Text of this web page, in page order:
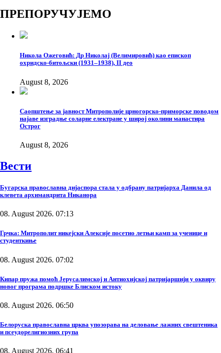
ПРЕПОРУЧУЈЕМО
Никола Ожеговић: Др Николај (Велимировић) као епископ
охридско-битољски (1931–1938), II део
August 8, 2026
Саопштење за јавност Митрополије црногорско-приморске поводом
најаве изградње соларне електране у широј околини манастира
Острог
August 8, 2026
Вести
Бугарска православна дијаспора стала у одбрану патријарха Данила од
клевета архимандрита Никанора
08. August 2026. 07:13
Грчка: Митрополит никејски Алексије посетио летњи камп за ученице и
студенткиње
08. August 2026. 07:02
Кипар пружа помоћ Јерусалимској и Антиохијској патријаршији у оквиру
новог програма подршке Блиском истоку
08. August 2026. 06:50
Белоруска православна црква упозорава на деловање лажних свештеника
и псеудорелигиозних група
08. August 2026. 06:41